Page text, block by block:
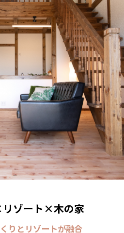
ゾート×木の家
りとリゾートが融合